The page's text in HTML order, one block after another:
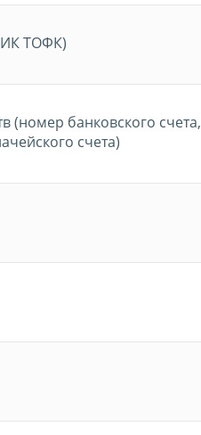
ТОФК)
(номер банковского счета,
счета)